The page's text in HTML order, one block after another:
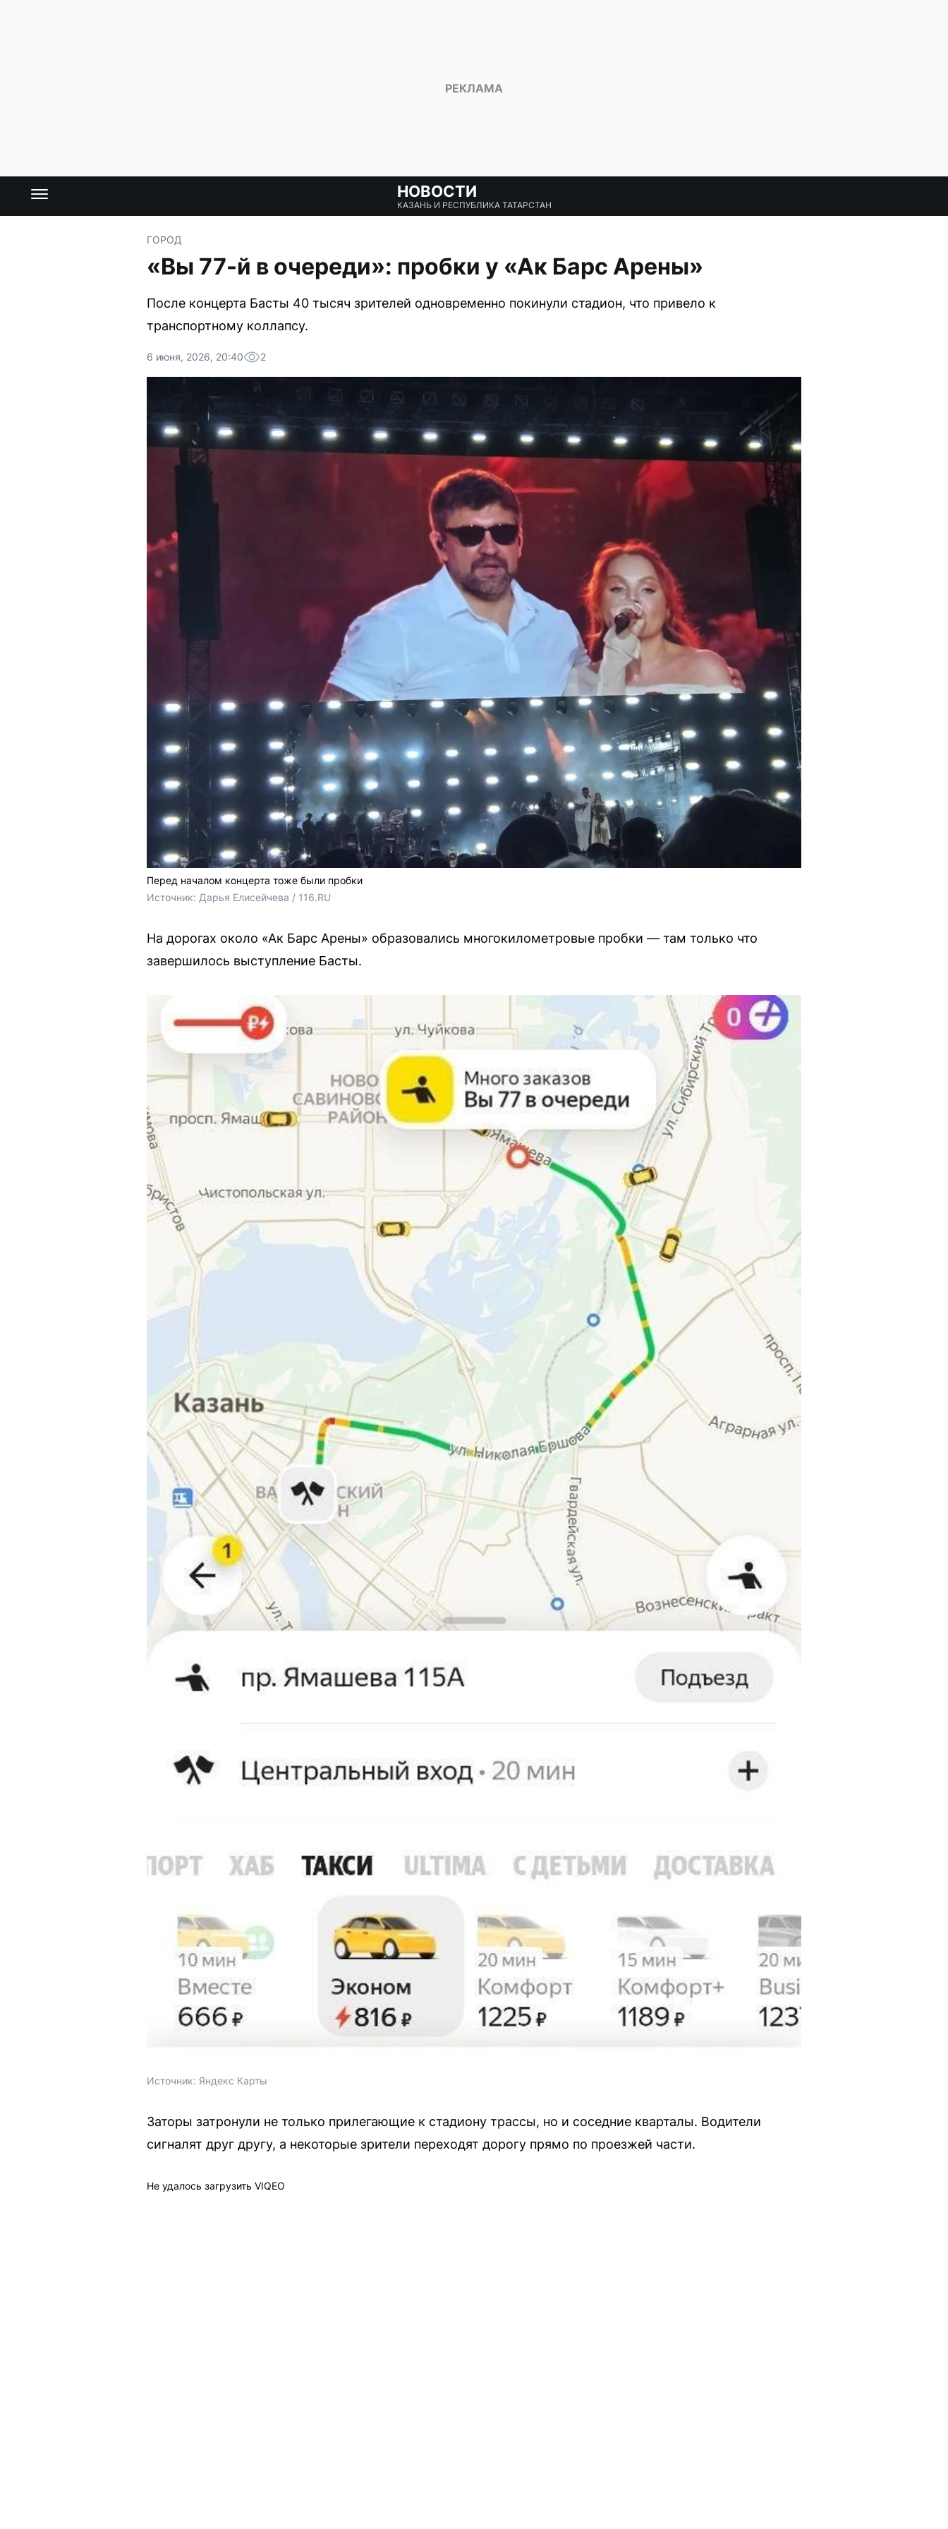
НОВОСТИ
КАЗАНЬ И РЕСПУБЛИКА ТАТАРСТАН
ГОРОД
«Вы 77-й в очереди»: пробки у «Ак Барс Арены»
После концерта Басты 40 тысяч зрителей одновременно покинули стадион, что привело к
транспортному коллапсу.
6 июня, 2026, 20:40 2
Перед началом концерта тоже были пробки
Источник: Дарья Елисейчева / 116.RU
На дорогах около «Ак Барс Арены» образовались многокилометровые пробки — там только что
завершилось выступление Басты.
Источник: Яндекс Карты
Заторы затронули не только прилегающие к стадиону трассы, но и соседние кварталы. Водители
сигналят друг другу, а некоторые зрители переходят дорогу прямо по проезжей части.
Не удалось загрузить VIQEO